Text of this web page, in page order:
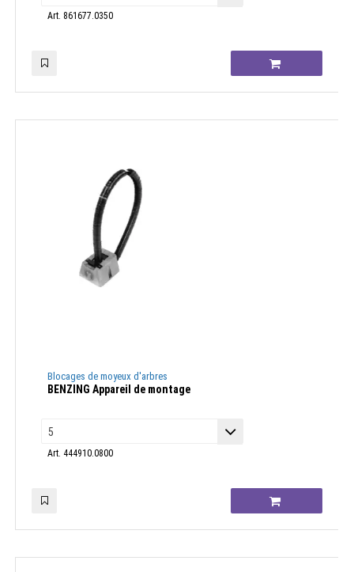
Art. 861677.0350
Blocages de moyeux d'arbres
BENZING Appareil de montage
Art. 444910.0800